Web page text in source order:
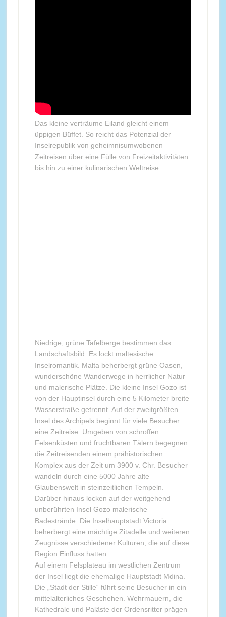
Das kleine verträume Eiland gleicht einem
üppigen Büffet. So reicht das Potenzial der
Inselrepublik von geheimnisumwobenen
Zeitreisen über eine Fülle von Freizeitaktivitäten
bis hin zu einer kulinarischen Weltreise.
Niedrige, grüne Tafelberge bestimmen das
Landschaftsbild. Es lockt maltesische
Inselromantik. Malta beherbergt grüne Oasen,
wunderschöne Wanderwege in herrlicher Natur
und malerische Plätze. Die kleine Insel Gozo ist
von der Hauptinsel durch eine 5 Kilometer breite
Wasserstraße getrennt. Auf der zweitgrößten
Insel des Archipels beginnt für viele Besucher
eine Zeitreise. Umgeben von schroffen
Felsenküsten und fruchtbaren Tälern begegnen
die Zeitreisenden einem prähistorischen
Komplex aus der Zeit um 3900 v. Chr. Besucher
wandeln durch eine 5000 Jahre alte
Glaubenswelt in steinzeitlichen Tempeln.
Darüber hinaus locken auf der weitgehend
unberührten Insel Gozo malerische
Badestrände. Die Inselhauptstadt Victoria
beherbergt eine mächtige Zitadelle und weiteren
Zeugnisse verschiedener Kulturen, die auf diese
Region Einfluss hatten.
Auf einem Felsplateau im westlichen Zentrum
der Insel liegt die ehemalige Hauptstadt Mdina.
Die „Stadt der Stille“ führt seine Besucher in ein
mittelalterliches Geschehen. Wehrmauern, die
Kathedrale und Paläste der Ordensritter prägen